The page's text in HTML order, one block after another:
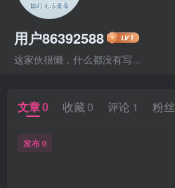
用户86392588
这家伙很懒，什么都没有写...
文章0 收藏 0 评论 1 粉丝
发布 0